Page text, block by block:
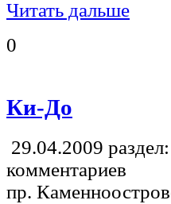
Читать дальше
0
Ки-До
29.04.2009 раздел:
комментариев
пр.